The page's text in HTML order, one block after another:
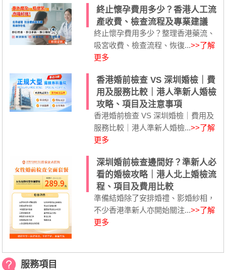
終止懷孕費用多少？香港人工流
產收費、檢查流程及專業建議
終止懷孕費用多少？整理香港藥流、
吸宮收費、檢查流程、恢復...>>了解
更多
香港婚前檢查 VS 深圳婚檢｜費
用及服務比較｜港人準新人婚檢
攻略、項目及注意事項
香港婚前檢查 VS 深圳婚檢｜費用及
服務比較｜港人準新人婚檢...>>了解
更多
深圳婚前檢查邊間好？準新人必
看的婚檢攻略｜港人北上婚檢流
程、項目及費用比較
準備結婚除了安排婚禮、影婚紗相，
不少香港準新人亦開始關注...>>了解
更多
服務項目